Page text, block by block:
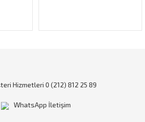
Hizmetleri 0 (212) 812 25 89
WhatsApp İletişim